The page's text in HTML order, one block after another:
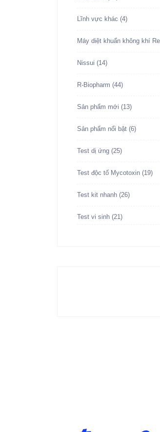
Lĩnh vực khác (4)
Máy diệt khuẩn không khí
Nissui (14)
R-Biopharm (44)
Sản phẩm mới (13)
Sản phẩm nổi bật (6)
Test dị ứng (25)
Test độc tố Mycotoxin (19)
Test kit nhanh (26)
Test vi sinh (21)